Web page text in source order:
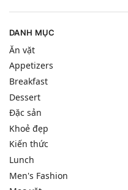
DANH MỤC
Ăn vặt
Appetizers
Breakfast
Dessert
Đặc sản
Khoẻ đẹp
Kiến thức
Lunch
Men's Fashion